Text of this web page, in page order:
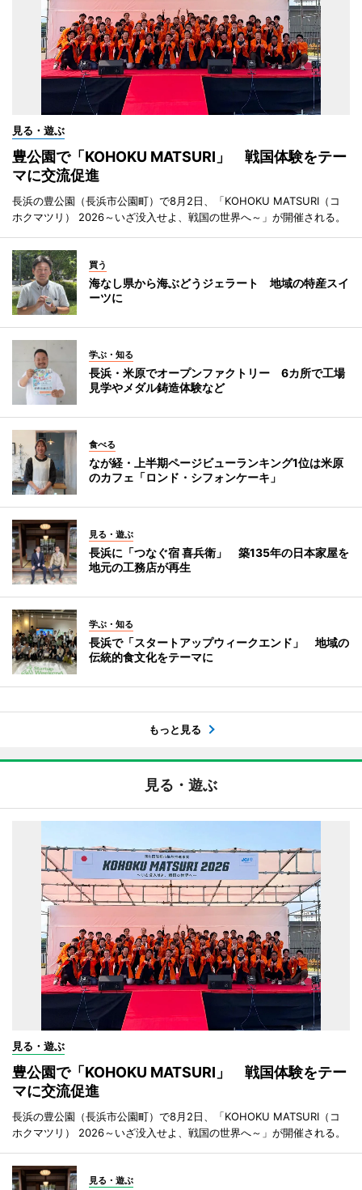
見る・遊ぶ
豊公園で「KOHOKU MATSURI」 戦国体験をテー
マに交流促進
長浜の豊公園（長浜市公園町）で8月2日、「KOHOKU MATSURI（コ
ホクマツリ） 2026～いざ没入せよ、戦国の世界へ～」が開催される。
買う
海なし県から海ぶどうジェラート 地域の特産スイ
ーツに
学ぶ・知る
長浜・米原でオープンファクトリー 6カ所で工場
見学やメダル鋳造体験など
食べる
なが経・上半期ページビューランキング1位は米原
のカフェ「ロンド・シフォンケーキ」
見る・遊ぶ
長浜に「つなぐ宿 喜兵衛」 築135年の日本家屋を
地元の工務店が再生
学ぶ・知る
長浜で「スタートアップウィークエンド」 地域の
伝統的食文化をテーマに
もっと見る
見る・遊ぶ
見る・遊ぶ
豊公園で「KOHOKU MATSURI」 戦国体験をテー
マに交流促進
長浜の豊公園（長浜市公園町）で8月2日、「KOHOKU MATSURI（コ
ホクマツリ） 2026～いざ没入せよ、戦国の世界へ～」が開催される。
見る・遊ぶ